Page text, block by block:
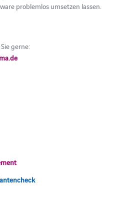
problemlos umsetzen lassen.
gerne: